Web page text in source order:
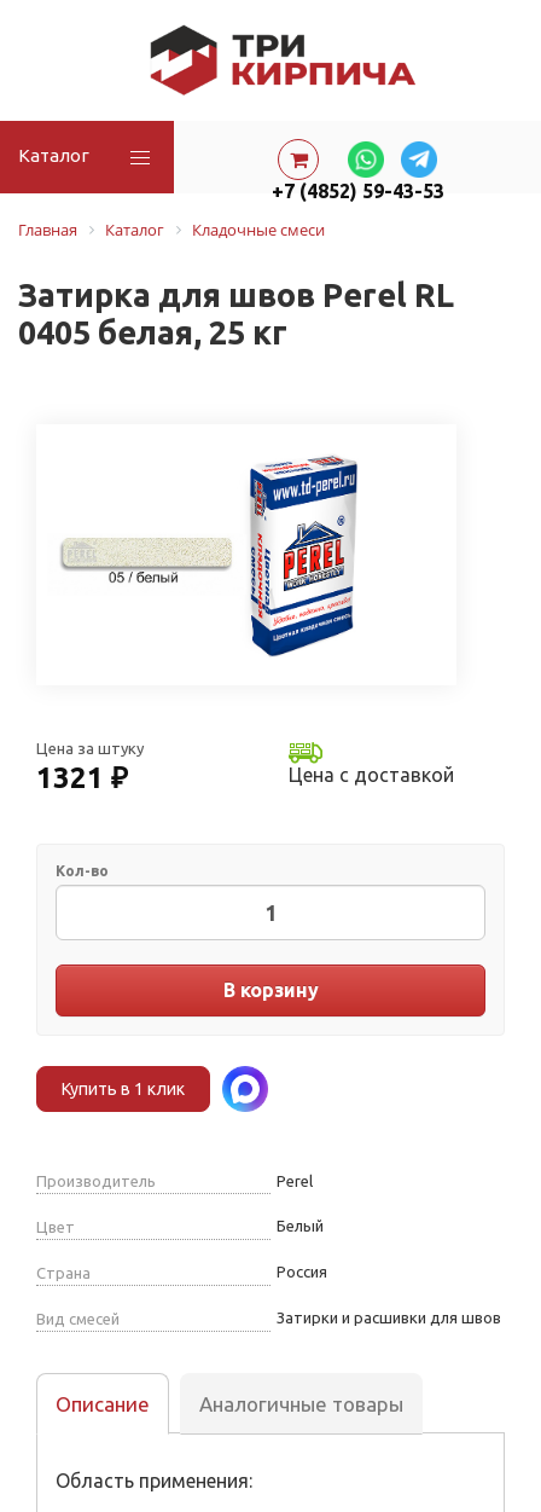
Каталог
+7 (4852) 59-43-53
Главная
Каталог Кладочные смеси
Затирка для швов Perel RL
0405 белая, 25 кг
Цена за штуку
1321 ₽ Цена с доставкой
Кол-во
В корзину
Купить в 1 клик
Производитель Perel
Цвет Белый
Страна Россия
Вид смесей Затирки и расшивки для швов
Описание Аналогичные товары
Область применения: